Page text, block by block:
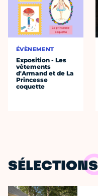
ÉVÈNEMENT
Exposition - Les
vêtements
d'Armand et de La
Princesse
coquette
SÉLECTIONS